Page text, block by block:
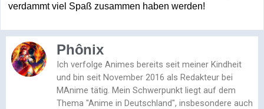
verdammt viel Spaß zusammen haben werden!
Phônix
Ich verfolge Animes bereits seit meiner Kindheit
und bin seit November 2016 als Redakteur bei
MAnime tätig. Mein Schwerpunkt liegt auf dem
Thema "Anime in Deutschland", insbesondere auch